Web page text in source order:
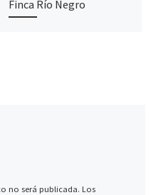
Finca Río Negro
no será publicada. Los